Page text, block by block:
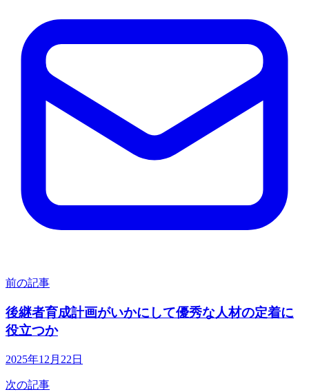
前の記事
後継者育成計画がいかにして優秀な人材の定着に
役立つか
2025年12月22日
次の記事